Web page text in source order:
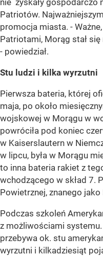
nie zyskały gospodarczo
Patriotów.
promocja miasta. -
Patriotami, Morąg stał
- powiedział.
Stu ludzi i kilka wyrzutni
Pierwsza bateria, której
maja, po około
wojskowej w Morągu w
powróciła pod koniec
w Kaiserslautern w
w lipcu, była w Morągu
to inna bateria rakiet z
wchodzącego w skład 7.
Powietrznej, znanego jako
Podczas szkoleń
z możliwościami
przebywa ok. stu
wyrzutni i kilkadziesiąt